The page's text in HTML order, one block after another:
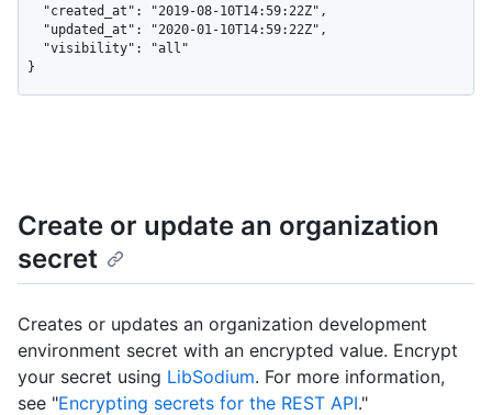
}
Create or update an organization
secret
Creates or updates an organization development
environment secret with an encrypted value. Encrypt
your secret using LibSodium. For more information,
see "Encrypting secrets for the REST API."